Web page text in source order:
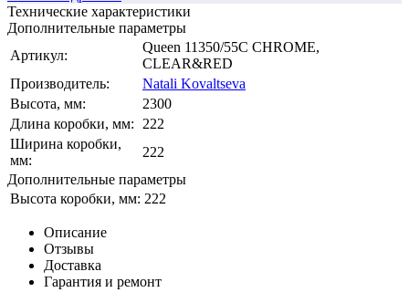
Технические характеристики
Дополнительные параметры
Артикул:
Queen 11350/55С CHROME,
CLEAR&RED
Производитель:
Natali Kovaltseva
Высота, мм:
2300
Длина коробки, мм:
222
Ширина коробки,
мм:
222
Дополнительные параметры
Высота коробки, мм: 222
Описание
Отзывы
Доставка
Гарантия и ремонт